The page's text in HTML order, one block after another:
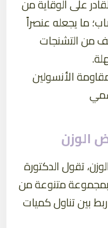
على الوقاية من
ما يجعله عنصراً
من التشنجات
الأنسولين
الوزن
تقول الدكتورة
بمجموعة متنوعة من
بين تناول كميات